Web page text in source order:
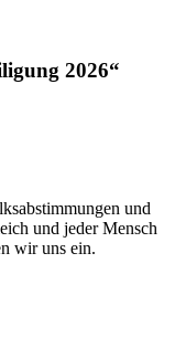
2026“
und
und jeder Mensch
wir uns ein.